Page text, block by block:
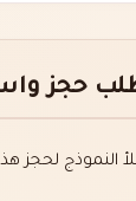
حجز
النموذج لحجز